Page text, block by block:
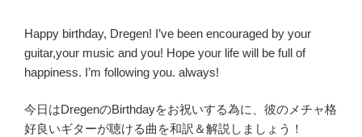
Happy birthday, Dregen! I’ve been encouraged by your
guitar,your music and you! Hope your life will be full of
happiness. I’m following you. always!
今日はDregenのBirthdayをお祝いする為に、彼のメチャ格
好良いギターが聴ける曲を和訳＆解説しましょう！